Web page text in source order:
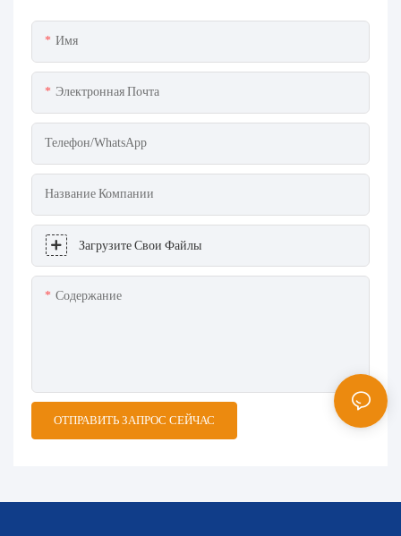
Имя
Электронная Почта
Телефон/WhatsApp
Название Компании
Загрузите Свои Файлы
Содержание
ОТПРАВИТЬ ЗАПРОС СЕЙЧАС